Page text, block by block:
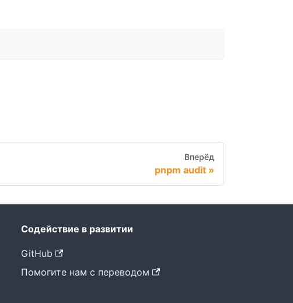
Вперёд
pnpm audit
Содействие в развитии
GitHub
Помогите нам с переводом